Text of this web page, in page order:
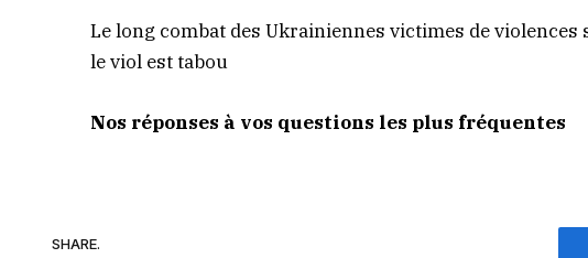
Le long combat des Ukrainiennes victimes de
le viol est tabou
Nos réponses à vos questions les plus fréquentes
SHARE.